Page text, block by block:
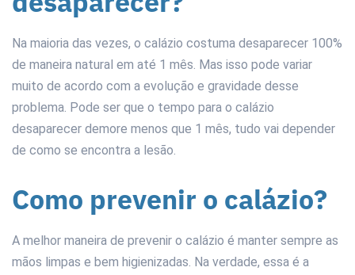
Na maioria das vezes, o calázio costuma desaparecer 100%
de maneira natural em até 1 mês. Mas isso pode variar
muito de acordo com a evolução e gravidade desse
problema. Pode ser que o tempo para o calázio
desaparecer demore menos que 1 mês, tudo vai depender
de como se encontra a lesão.
Como prevenir o calázio?
A melhor maneira de prevenir o calázio é manter sempre as
mãos limpas e bem higienizadas. Na verdade, essa é a